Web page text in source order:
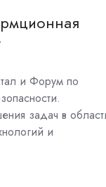
и Форум по
задач в
и